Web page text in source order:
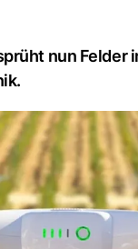
nun Felder